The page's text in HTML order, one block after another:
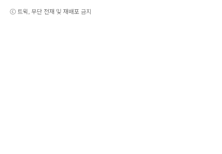
ⓒ 트윅, 무단 전재 및 재배포 금지